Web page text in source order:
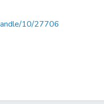
10/27706